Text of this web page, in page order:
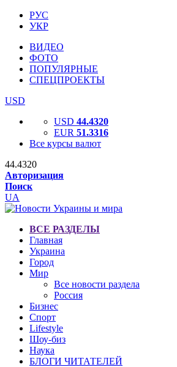
РУС
УКР
ВИДЕО
ФОТО
ПОПУЛЯРНЫЕ
СПЕЦПРОЕКТЫ
USD
USD 44.4320
EUR 51.3316
Все курсы валют
44.4320
Авторизация
Поиск
UA
ВСЕ РАЗДЕЛЫ
Главная
Украина
Город
Мир
Все новости раздела
Россия
Бизнес
Спорт
Lifestyle
Шоу-биз
Наука
БЛОГИ ЧИТАТЕЛЕЙ